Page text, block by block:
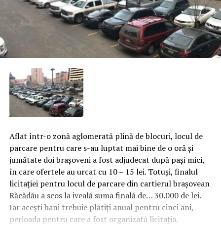
Aflat într-o zonă aglomerată plină de blocuri, locul de
parcare pentru care s-au luptat mai bine de o oră şi
jumătate doi braşoveni a fost adjudecat după paşi mici,
în care ofertele au urcat cu 10 – 15 lei. Totuşi, finalul
licitaţiei pentru locul de parcare din cartierul braşovean
Răcădău a scos la iveală suma finală de… 30.000 de lei.
Iar aceşti bani trebuie plătiţi anual pentru cinci ani,
perioada pentru care a fost organizată licitaţia.